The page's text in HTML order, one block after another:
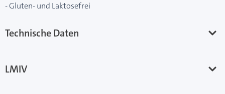
- Gluten- und Laktosefrei
Technische Daten
LMIV